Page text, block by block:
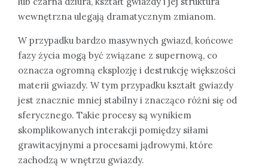
wewnętrzna ulegają dramatycznym zmianom.
W przypadku bardzo masywnych gwiazd, końcowe
fazy życia mogą być związane z supernową, co
oznacza ogromną eksplozję i destrukcję większości
materii gwiazdy. W tym przypadku kształt gwiazdy
jest znacznie mniej stabilny i znacząco różni się od
sferycznego. Takie procesy są wynikiem
skomplikowanych interakcji pomiędzy siłami
grawitacyjnymi a procesami jądrowymi, które
zachodzą w wnętrzu gwiazdy.